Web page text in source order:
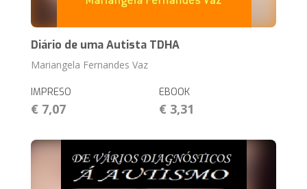
Diário de uma Autista TDHA
Mariangela Fernandes Vaz
IMPRESO
€ 7,07
EBOOK
€ 3,31